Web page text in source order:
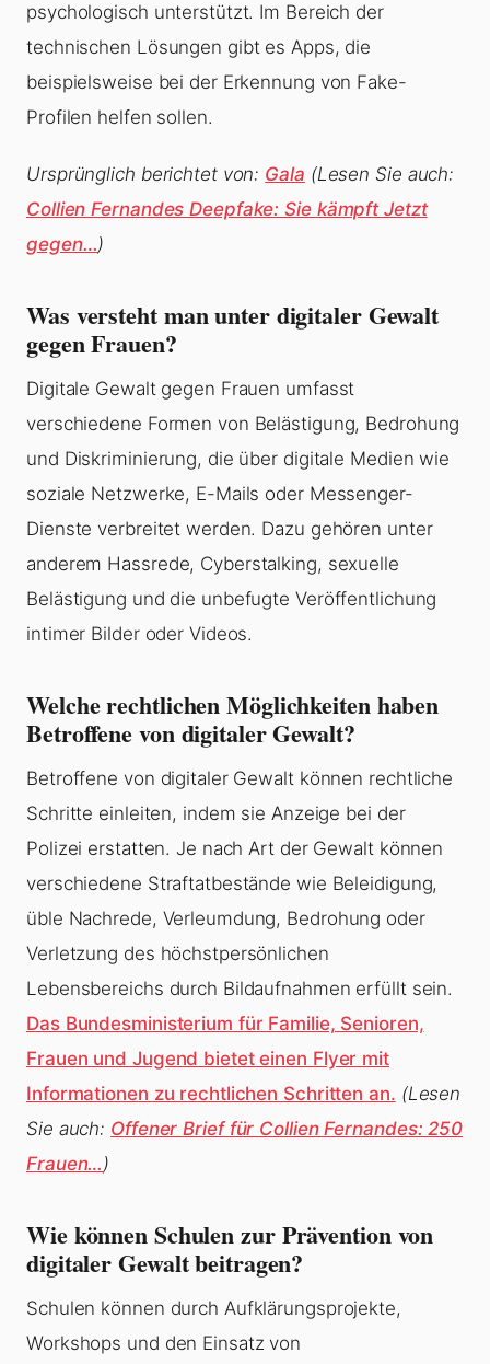
psychologisch unterstützt. Im Bereich der
technischen Lösungen gibt es Apps, die
beispielsweise bei der Erkennung von Fake-
Profilen helfen sollen.
Ursprünglich berichtet von: Gala (Lesen Sie auch:
Collien Fernandes Deepfake: Sie kämpft Jetzt
gegen…)
Was versteht man unter digitaler Gewalt
gegen Frauen?
Digitale Gewalt gegen Frauen umfasst
verschiedene Formen von Belästigung, Bedrohung
und Diskriminierung, die über digitale Medien wie
soziale Netzwerke, E-Mails oder Messenger-
Dienste verbreitet werden. Dazu gehören unter
anderem Hassrede, Cyberstalking, sexuelle
Belästigung und die unbefugte Veröffentlichung
intimer Bilder oder Videos.
Welche rechtlichen Möglichkeiten haben
Betroffene von digitaler Gewalt?
Betroffene von digitaler Gewalt können rechtliche
Schritte einleiten, indem sie Anzeige bei der
Polizei erstatten. Je nach Art der Gewalt können
verschiedene Straftatbestände wie Beleidigung,
üble Nachrede, Verleumdung, Bedrohung oder
Verletzung des höchstpersönlichen
Lebensbereichs durch Bildaufnahmen erfüllt sein.
Das Bundesministerium für Familie, Senioren,
Frauen und Jugend bietet einen Flyer mit
Informationen zu rechtlichen Schritten an. (Lesen
Sie auch: Offener Brief für Collien Fernandes: 250
Frauen…)
Wie können Schulen zur Prävention von
digitaler Gewalt beitragen?
Schulen können durch Aufklärungsprojekte,
Workshops und den Einsatz von